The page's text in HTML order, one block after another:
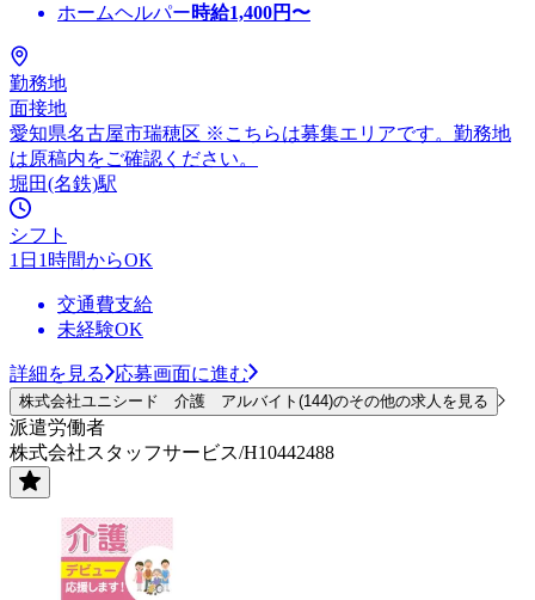
ホームヘルパー時給1,400円〜
勤務地
面接地
愛知県名古屋市瑞穂区 ※こちらは募集エリアです。勤務地
は原稿内をご確認ください。
堀田(名鉄)駅
シフト
1日1時間からOK
交通費支給
未経験OK
詳細を見る 応募画面に進む
株式会社ユニシード 介護 アルバイト(144)のその他の求人を見る
派遣労働者
株式会社スタッフサービス/H10442488